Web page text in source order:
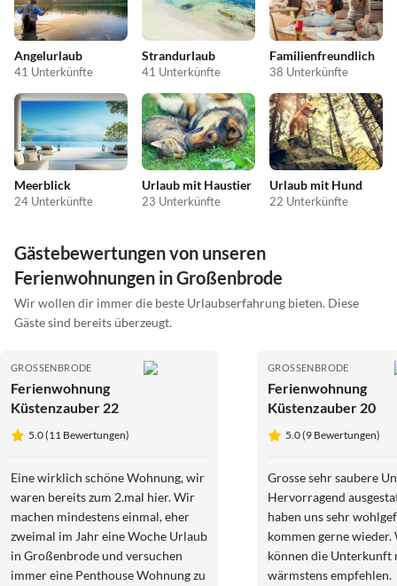
Angelurlaub
41 Unterkünfte
Strandurlaub
41 Unterkünfte
Familienfreundlich
38 Unterkünfte
Meerblick
24 Unterkünfte
Urlaub mit Haustier
23 Unterkünfte
Urlaub mit Hund
22 Unterkünfte
Gästebewertungen von unseren
Ferienwohnungen in Großenbrode
Wir wollen dir immer die beste Urlaubserfahrung bieten. Diese
Gäste sind bereits überzeugt.
GROSSENBRODE
Ferienwohnung
Küstenzauber 22
5.0 (11 Bewertungen)
Eine wirklich schöne Wohnung, wir
waren bereits zum 2.mal hier. Wir
machen mindestens einmal, eher
zweimal im Jahr eine Woche Urlaub
in Großenbrode und versuchen
immer eine Penthouse Wohnung zu
GROSSENBRODE
Ferienwohnung
Küstenzauber 20
5.0 (9 Bewertungen)
Grosse sehr saubere
Hervorragend
haben uns sehr
kommen gerne wieder.
können die Unterkunft
wärmstens empfehlen.